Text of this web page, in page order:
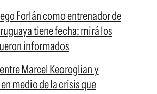
Forlán como entrenador de
tiene fecha: mirá los
informados
Marcel Keoroglian y
medio de la crisis que